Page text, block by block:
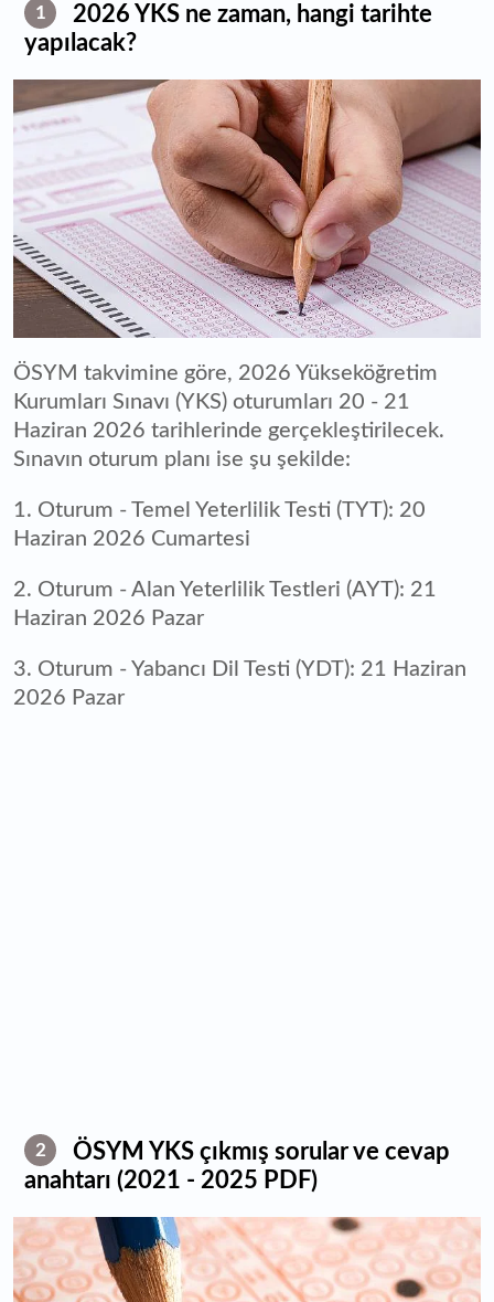
1
2026 YKS ne zaman, hangi tarihte
yapılacak?
ÖSYM takvimine göre, 2026 Yükseköğretim
Kurumları Sınavı (YKS) oturumları 20 - 21
Haziran 2026 tarihlerinde gerçekleştirilecek.
Sınavın oturum planı ise şu şekilde:
1. Oturum - Temel Yeterlilik Testi (TYT): 20
Haziran 2026 Cumartesi
2. Oturum - Alan Yeterlilik Testleri (AYT): 21
Haziran 2026 Pazar
3. Oturum - Yabancı Dil Testi (YDT): 21 Haziran
2026 Pazar
2
ÖSYM YKS çıkmış sorular ve cevap
anahtarı (2021 - 2025 PDF)